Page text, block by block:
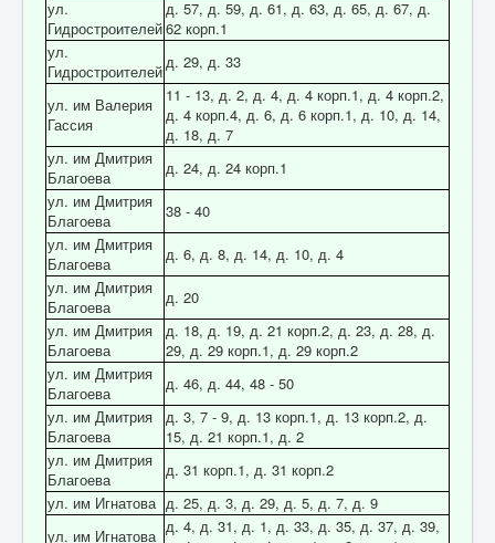
ул.
Гидростроителей
д. 57, д. 59, д. 61, д. 63, д. 65, д. 67, д.
62 корп.1
ул.
Гидростроителей д. 29, д. 33
ул. им Валерия
Гассия
11 - 13, д. 2, д. 4, д. 4 корп.1, д. 4 корп.2,
д. 4 корп.4, д. 6, д. 6 корп.1, д. 10, д. 14,
д. 18, д. 7
ул. им Дмитрия
Благоева
д. 24, д. 24 корп.1
ул. им Дмитрия
Благоева
38 - 40
ул. им Дмитрия
Благоева
д. 6, д. 8, д. 14, д. 10, д. 4
ул. им Дмитрия
Благоева
д. 20
ул. им Дмитрия
Благоева
д. 18, д. 19, д. 21 корп.2, д. 23, д. 28, д.
29, д. 29 корп.1, д. 29 корп.2
ул. им Дмитрия
Благоева
д. 46, д. 44, 48 - 50
ул. им Дмитрия
Благоева
д. 3, 7 - 9, д. 13 корп.1, д. 13 корп.2, д.
15, д. 21 корп.1, д. 2
ул. им Дмитрия
Благоева
д. 31 корп.1, д. 31 корп.2
ул. им Игнатова д. 25, д. 3, д. 29, д. 5, д. 7, д. 9
ул. им Игнатова д. 4, д. 31, д. 1, д. 33, д. 35, д. 37, д. 39,